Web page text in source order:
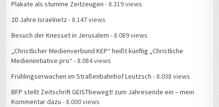
Plakate als stumme Zeitzeugen - 8.319 views
20 Jahre Israelnetz - 8.147 views
Besuch der Knesset in Jerusalem - 8.089 views
„Christlicher Medienverbund KEP“ heißt künftig „Christliche
Medieninitiative pro“ - 8.084 views
Frühlingserwachen im Straßenbahnhof Leutzsch - 8.038 views
BFP stellt Zeitschrift GEISTbewegt! zum Jahresende ein – mein
Kommentar dazu - 8.000 views